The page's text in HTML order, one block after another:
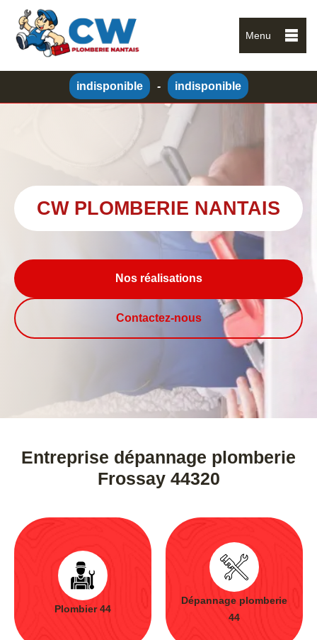
Menu
indisponible - indisponible
CW PLOMBERIE NANTAIS
Nos réalisations
Contactez-nous
Entreprise dépannage plomberie
Frossay 44320
Plombier 44
Dépannage plomberie
44